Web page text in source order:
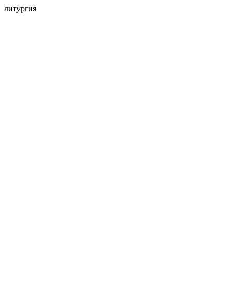
литургия